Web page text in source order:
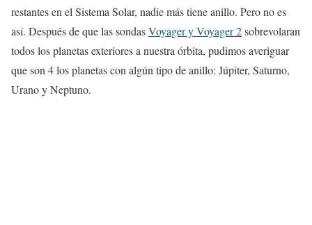
restantes en el Sistema Solar, nadie más tiene anillo. Pero no es
así. Después de que las sondasVoyager y Voyager 2sobrevolaran
todos los planetas exteriores a nuestra órbita, pudimos averiguar
que son 4 los planetas con algún tipo de anillo: Júpiter, Saturno,
Urano y Neptuno.